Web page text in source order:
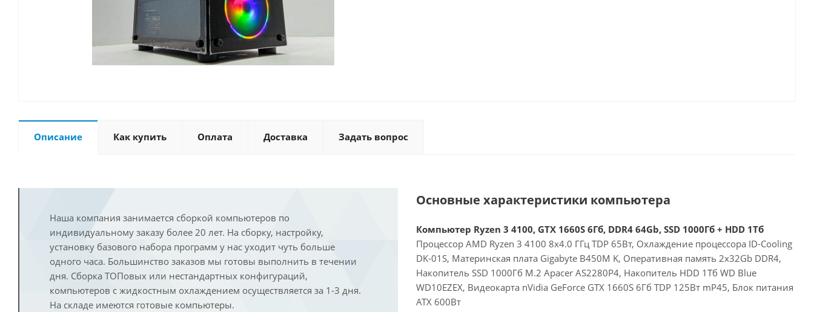
Описание Как купить Оплата Доставка Задать вопрос
Наша компания занимается сборкой компьютеров по
индивидуальному заказу более 20 лет. На сборку, настройку,
установку базового набора программ у нас уходит чуть больше
одного часа. Большинство заказов мы готовы выполнить в течении
дня. Сборка ТОПовых или нестандартных конфигураций,
компьютеров с жидкостным охлаждением осуществляется за 1-3 дня.
На складе имеются готовые компьютеры.
Основные характеристики компьютера
Компьютер Ryzen 3 4100, GTX 1660S 6Гб, DDR4 64Gb, SSD 1000Гб + HDD 1Тб
Процессор AMD Ryzen 3 4100 8x4.0 ГГц TDP 65Вт, Охлаждение процессора ID-Cooling
DK-01S, Материнская плата Gigabyte B450M K, Оперативная память 2x32Gb DDR4,
Накопитель SSD 1000Гб M.2 Apacer AS2280P4, Накопитель HDD 1Тб WD Blue
WD10EZEX, Видеокарта nVidia GeForce GTX 1660S 6Гб TDP 125Вт mP45, Блок питания
ATX 600Вт